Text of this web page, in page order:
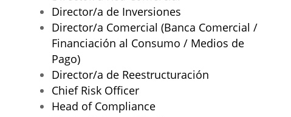
Director/a de Inversiones
Director/a Comercial (Banca Comercial /
Financiación al Consumo / Medios de
Pago)
Director/a de Reestructuración
Chief Risk Officer
Head of Compliance